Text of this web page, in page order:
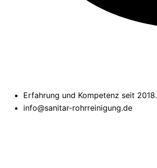
Erfahrung und Kompetenz seit 2018.
info@sanitar-rohrreinigung.de